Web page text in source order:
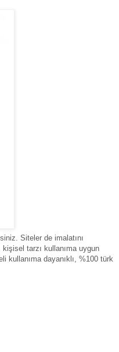
Siteler de imalatını
tarzı kullanıma uygun
kullanıma dayanıklı, %100 türk